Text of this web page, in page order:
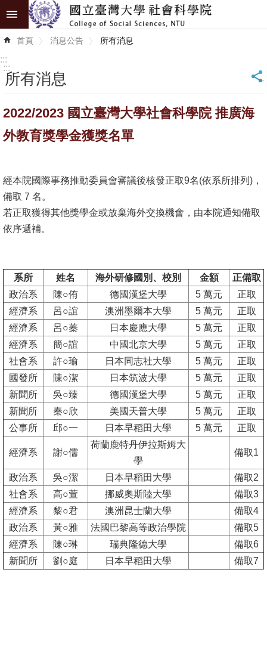
跳到主要內容區塊
進
階
識
學
消
息
公
告
國
際
化
高
教
深
耕
辦
法
及
文
件
首頁 消息公告 所有消息
:::
:::
所有消息 _
2022/2023 國立臺灣大學社會科學院 推廣海
外教育獎學金獲獎名單
經本院國際事務推動委員會審議後核發正取9名(依系所排列)，
備取 7 名。
若正取獲得其他獎學金或放棄海外交換機會，由本院通知備取
依序遞補。
系所 姓名 海外研修國別、校別 金額
正備取
政治系
陳○侑 德國漢堡大學 5 萬元
正取
經濟系
呂○誼 澳洲墨爾本大學 5 萬元
正取
經濟系
呂○蓁 日本慶應大學 5 萬元
正取
經濟系
簡○誼 中國北京大學 5 萬元
正取
社會系
許○瑜 日本同志社大學 5 萬元
正取
國發所
陳○潔 日本筑波大學 5 萬元
正取
新聞所
吳○臻 德國漢堡大學 5 萬元
正取
新聞所
秦○欣 美國天普大學 5 萬元
正取
公事所
邱○一 日本早稻田大學 5 萬元 正取
經濟系 謝○儒
荷蘭鹿特丹伊拉斯姆大
學
備取1
政治系 吳○潔 日本早稻田大學
備取2
社會系
高○萱 挪威奧斯陸大學
備取3
經濟系
黎○君 澳洲昆士蘭大學
備取4
政治系
黃○雅 法國巴黎高等政治學院
備取5
經濟系
陳○琳 瑞典隆德大學
備取6
新聞所
劉○庭 日本早稻田大學 備取7